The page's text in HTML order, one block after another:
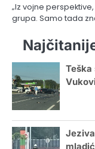
„Iz vojne
grupa. Samo tada
Teška